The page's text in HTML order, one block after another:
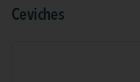
Ceviches